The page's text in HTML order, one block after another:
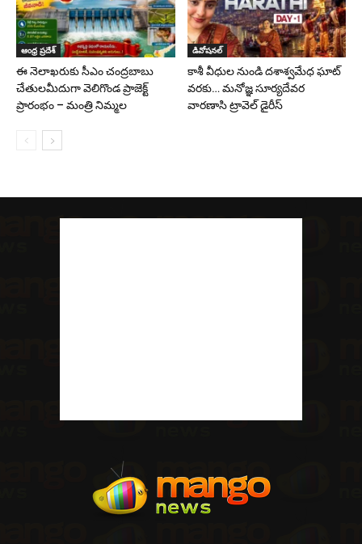
ఆంధ్ర ప్రదేశ్
ఈ నెలాఖరుకు సీఎం చంద్రబాబు
చేతులమీదుగా వెలిగొండ ప్రాజెక్ట్‌
ప్రారంభం – మంత్రి నిమ్మల
డివోషనల్
కాశీ వీధుల నుండి దశాశ్వమేధ ఘాట్
వరకు… మనోజ్ఞ సూర్యదేవర
వారణాసి ట్రావెల్ డైరీస్